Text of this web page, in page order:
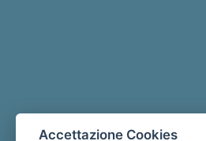
Accettazione Cookies